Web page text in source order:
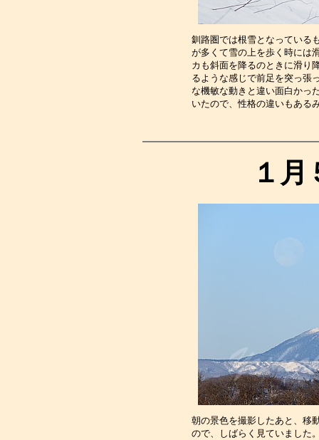
釧路圏では根雪となっている
が多くて雪の上を歩く時には
カも斜面を降るのときに滑り
るような感じで前足を突っ張
な機敏な動きと違い面白かっ
いたので、性格の
１
朝の景色を撮影したあと、移
ので、しばらく見ていました